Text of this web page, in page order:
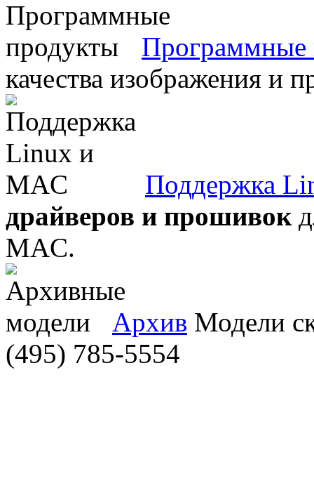
Программные
качества изображения и
Поддержка
драйверов и прошивок
MAC.
Архив Модели
(495) 785-5554